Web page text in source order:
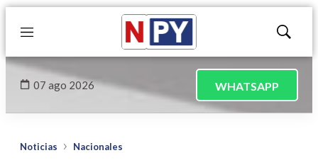
Menú
Mostrar
07 ago 2026 WHATSAPP
Noticias Nacionales